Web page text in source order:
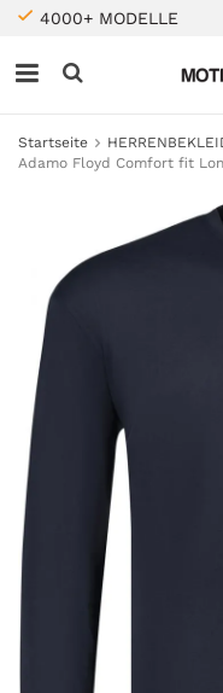
4000+ MODELLE
Startseite
Adamo Floyd Comfort fit